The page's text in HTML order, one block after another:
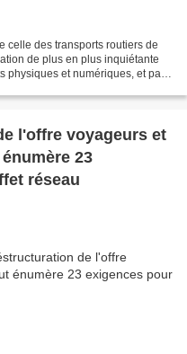
celle des transports routiers de
de plus en plus inquiétante
physiques et numériques, et par
l'offre voyageurs et
23
réseau